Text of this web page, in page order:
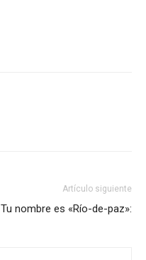
Artículo siguiente
Tu nombre es «Río-de-paz»: